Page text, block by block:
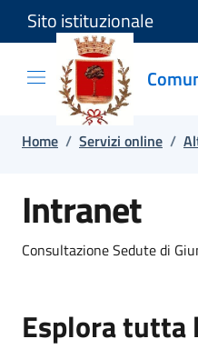
Salta e vai al contenuto
Salta e vai al footer
Sito istituzionale
Home / Servizi online /
Intranet
Consultazione Sedute di
Esplora